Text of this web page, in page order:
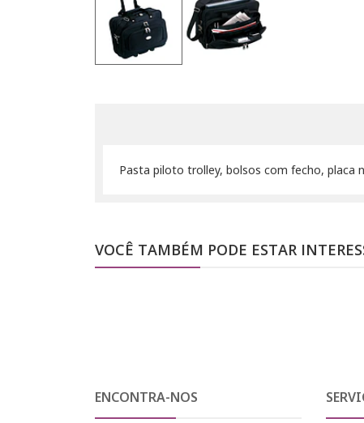
Pasta piloto trolley, bolsos com fecho, placa
VOCÊ TAMBÉM PODE ESTAR
ENCONTRA-NOS